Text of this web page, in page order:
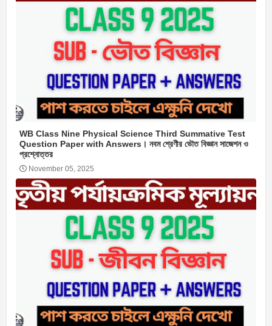
WB Class Nine Physical Science Third Summative Test
Question Paper with Answers। নবম শ্রেণীর ভৌত বিজ্ঞান সাজেশন ও
প্রশ্নোত্তর
November 05, 2025